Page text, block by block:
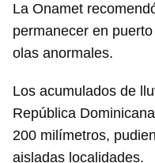
La Onamet
permanecer en
olas anormales.
Los acumulados de
República
200 milímetros,
aisladas localidades.